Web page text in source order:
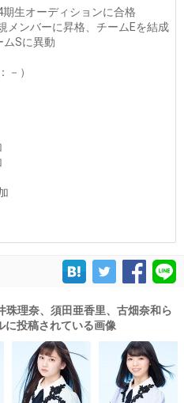
生オーディションに合格
メンバーに昇格、チームEを結成
ムSに異動
－）
珠理奈、須田亜香里、古畑奈和ら
に投稿されている画像